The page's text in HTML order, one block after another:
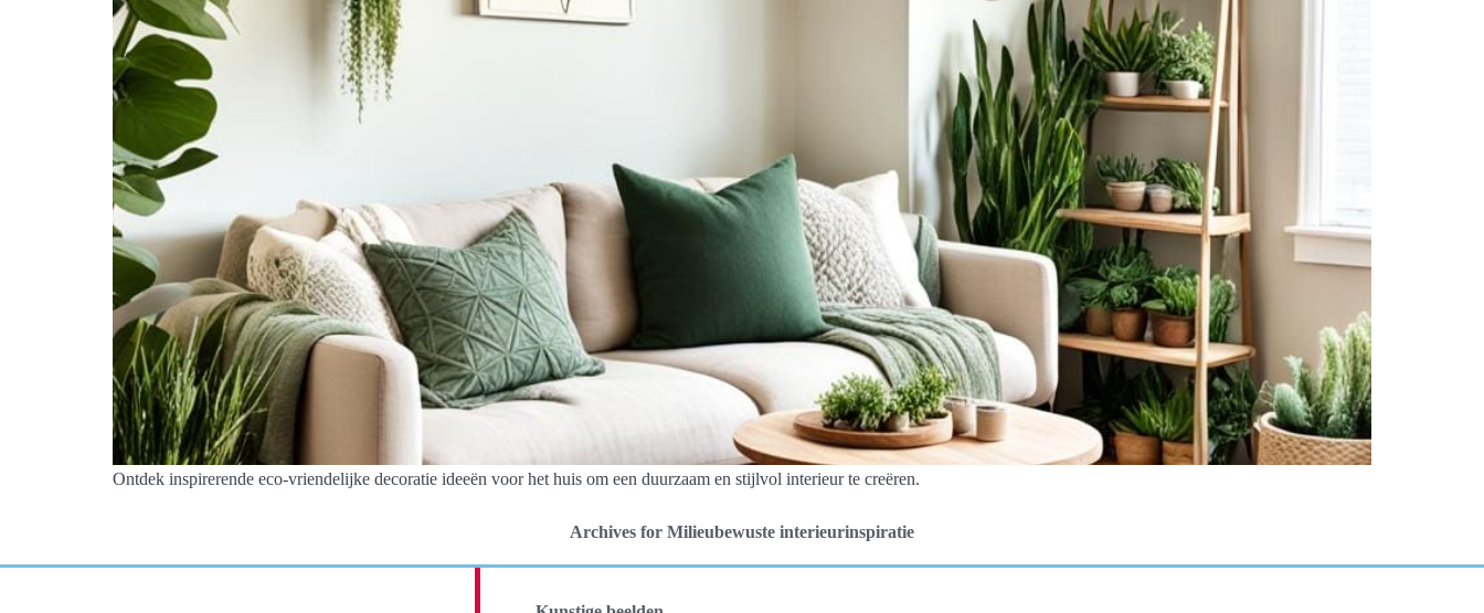
Ontdek inspirerende eco-vriendelijke decoratie ideeën voor het huis om een duurzaam en stijlvol interieur te creëren.
Archives for Milieubewuste interieurinspiratie